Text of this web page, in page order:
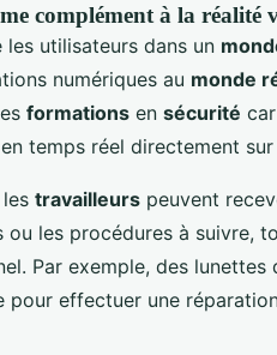
complément à la réalité
les utilisateurs dans un
numériques au monde
formations en sécurité
temps réel directement
les travailleurs peuvent
ou les procédures à suivre,
Par exemple, des
pour effectuer une